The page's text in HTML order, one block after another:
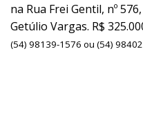
na Rua Frei Gentil, nº
Getúlio Vargas. R$
(54) 98139-1576 ou (54)